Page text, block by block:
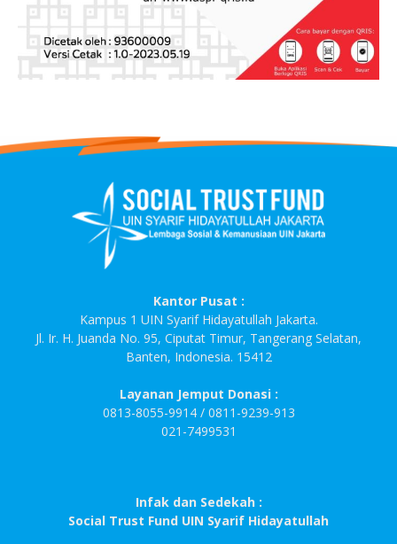
Kantor Pusat :
Kampus 1 UIN Syarif Hidayatullah Jakarta.
Jl. Ir. H. Juanda No. 95, Ciputat Timur, Tangerang Selatan,
Banten, Indonesia. 15412
Layanan Jemput Donasi :
0813-8055-9914 / 0811-9239-913
021-7499531
Infak dan Sedekah :
Social Trust Fund UIN Syarif Hidayatullah